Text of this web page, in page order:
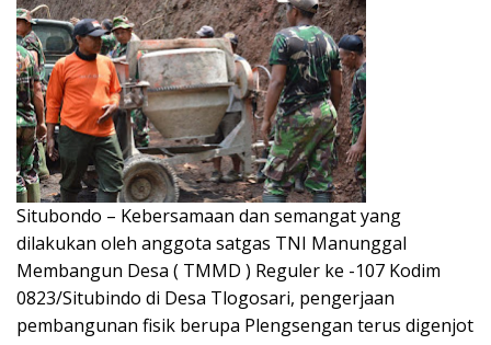
Situbondo – Kebersamaan dan semangat yang
dilakukan oleh anggota satgas TNI Manunggal
Membangun Desa ( TMMD ) Reguler ke -107 Kodim
0823/Situbindo di Desa Tlogosari, pengerjaan
pembangunan fisik berupa Plengsengan terus digenjot